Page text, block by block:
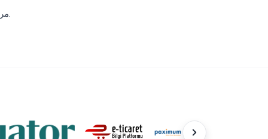
مع Buseta Travel، يمكنك تحويل رحلتك الطويلة من كارجيجاك إلى مطار أنطاليا إلى تجربة VIP مريحة، والوصول إلى رحلتك دون توتر.